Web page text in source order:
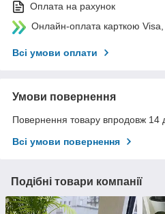
Оплата на рахунок
Онлайн-оплата карткою
Всі умови оплати
Умови повернення
Повернення товару впродовж 14
Всі умови повернення
Подібні товари компанії